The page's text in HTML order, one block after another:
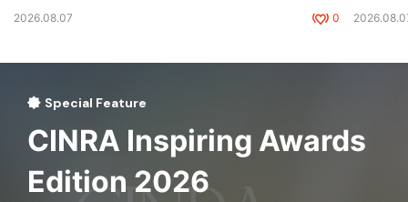
2026.08.07 0
Special Feature
CINRA Inspiring Awards
Edition 2026